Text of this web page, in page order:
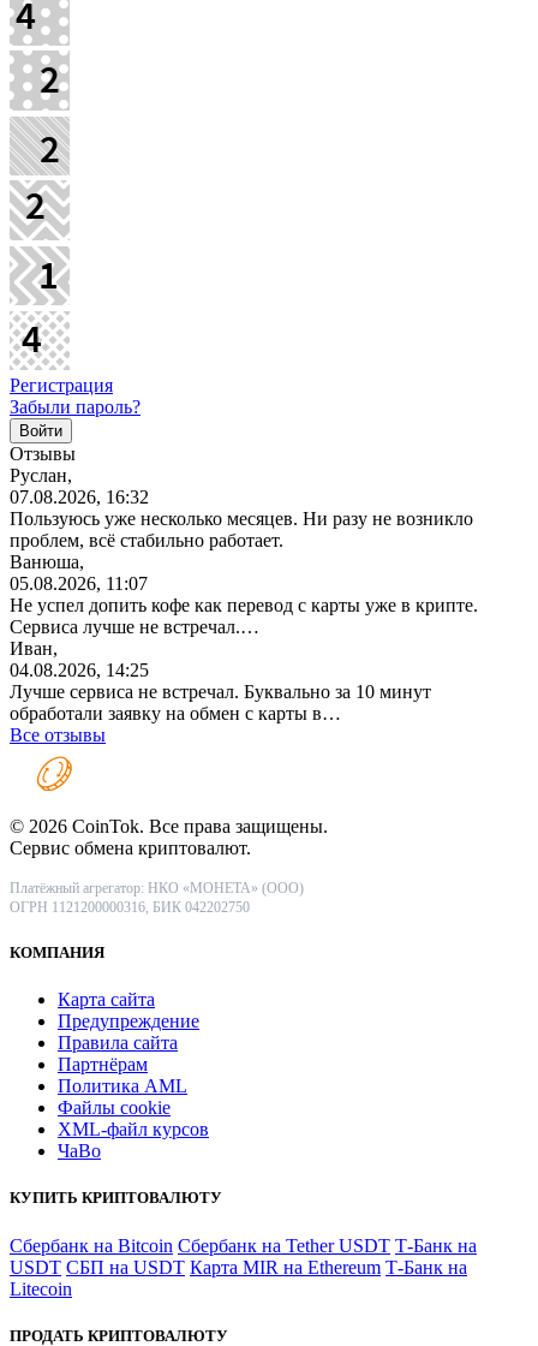
Регистрация
Забыли пароль?
Отзывы
Руслан,
07.08.2026, 16:32
Пользуюсь уже несколько месяцев. Ни разу не возникло
проблем, всё стабильно работает.
Ванюша,
05.08.2026, 11:07
Не успел допить кофе как перевод с карты уже в крипте.
Сервиса лучше не встречал.…
Иван,
04.08.2026, 14:25
Лучше сервиса не встречал. Буквально за 10 минут
обработали заявку на обмен с карты в…
Все отзывы
© 2026 CoinTok. Все права защищены.
Сервис обмена криптовалют.
Платёжный агрегатор: НКО «МОНЕТА» (ООО)
ОГРН 1121200000316, БИК 042202750
КОМПАНИЯ
Карта сайта
Предупреждение
Правила сайта
Партнёрам
Политика AML
Файлы coоkie
XML-файл курсов
ЧаВо
КУПИТЬ КРИПТОВАЛЮТУ
Сбербанк на Bitcoin Сбербанк на Tether USDT Т-Банк на
USDT СБП на USDT Карта MIR на Ethereum Т-Банк на
Litecoin
ПРОДАТЬ КРИПТОВАЛЮТУ